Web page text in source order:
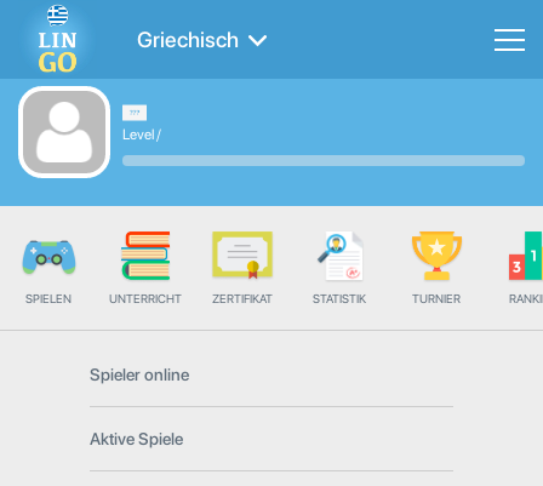
Griechisch
Level/
SPIELEN UNTERRICHT ZERTIFIKAT STATISTIK TURNIER
Spieler online
Aktive Spiele